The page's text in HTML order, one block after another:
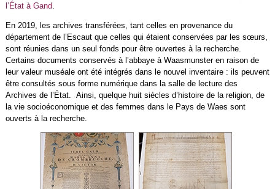
l’État à Gand.
En 2019, les archives transférées, tant celles en provenance du
département de l’Escaut que celles qui étaient conservées par les sœurs,
sont réunies dans un seul fonds pour être ouvertes à la recherche.
Certains documents conservés à l’abbaye à Waasmunster en raison de
leur valeur muséale ont été intégrés dans le nouvel inventaire : ils peuvent
être consultés sous forme numérique dans la salle de lecture des
Archives de l’État. Ainsi, quelque huit siècles d’histoire de la religion, de
la vie socioéconomique et des femmes dans le Pays de Waes sont
ouverts à la recherche.